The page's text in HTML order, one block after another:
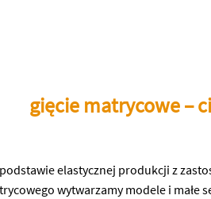
gięcie matrycowe –
elastycznej produkcji z
wytwarzamy modele i małe